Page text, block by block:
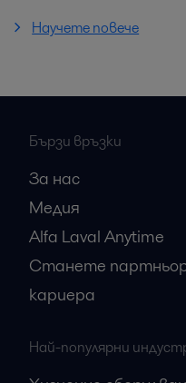
Научете повече
Бързи връзки
За нас
Медия
Alfa Laval Anytime
Станете
кариера
Най-популярни